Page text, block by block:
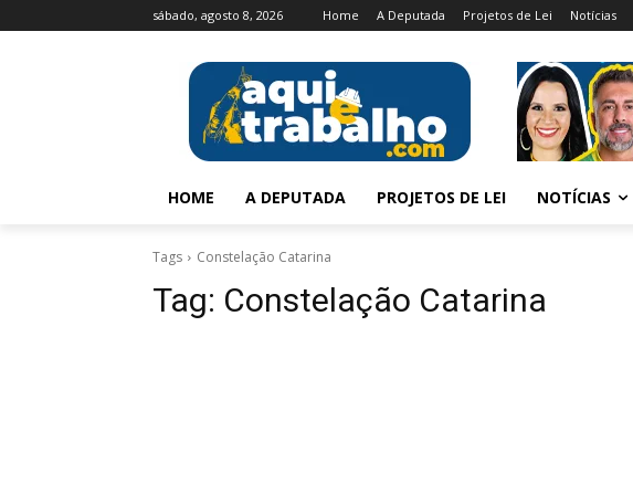
sábado, agosto 8, 2026 Home A Deputada Projetos de Lei Notícias
HOME A DEPUTADA PROJETOS DE LEI NOTÍCIAS
Tags Constelação Catarina
Tag: Constelação Catarina